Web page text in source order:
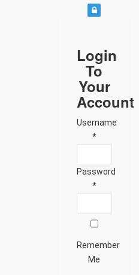
Login
To
Your
Account
Username
*
Password
*
Remember
Me